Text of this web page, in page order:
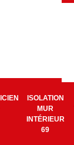
ISOLATION
MUR
INTÉRIEUR
69